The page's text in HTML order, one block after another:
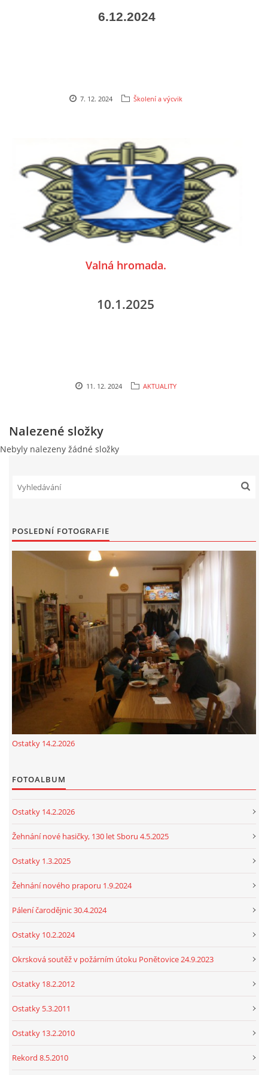
KONTAKT
SDH Prace
PRACE
Vinohrádky 373
737361186 , 732851414
6.12.2024
7. 12. 2024 Školení a výcvik
Valná hromada.
10.1.2025
11. 12. 2024 AKTUALITY
Nalezené složky
Nebyly nalezeny žádné složky
POSLEDNÍ FOTOGRAFIE
Ostatky 14.2.2026
FOTOALBUM
Ostatky 14.2.2026
Žehnání nové hasičky, 130 let Sboru 4.5.2025
Ostatky 1.3.2025
Žehnání nového praporu 1.9.2024
Pálení čarodějnic 30.4.2024
Ostatky 10.2.2024
Okrsková soutěž v požárním útoku Ponětovice 24.9.2023
Ostatky 18.2.2012
Ostatky 5.3.2011
Ostatky 13.2.2010
Rekord 8.5.2010